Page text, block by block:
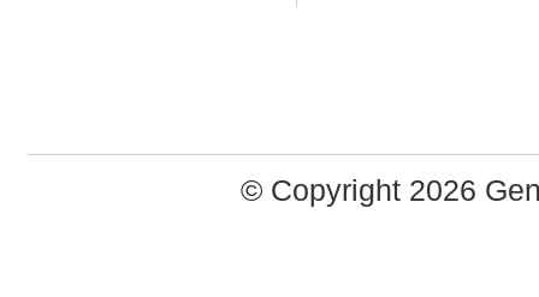
© Copyright 2026